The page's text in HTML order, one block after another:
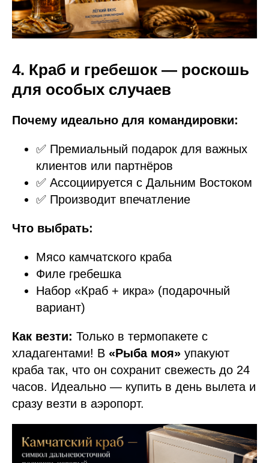
4. Краб и гребешок — роскошь
для особых случаев
Почему идеально для командировки:
✅ Премиальный подарок для важных
клиентов или партнёров
✅ Ассоциируется с Дальним Востоком
✅ Производит впечатление
Что выбрать:
Мясо камчатского краба
Филе гребешка
Набор «Краб + икра» (подарочный
вариант)
Как везти: Только в термопакете с
хладагентами! В «Рыба моя» упакуют
краба так, что он сохранит свежесть до 24
часов. Идеально — купить в день вылета и
сразу везти в аэропорт.